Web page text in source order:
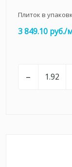
Плиток в
3 849.10 руб./
–